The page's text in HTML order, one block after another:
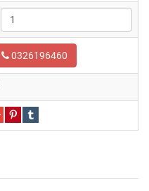
0326196460